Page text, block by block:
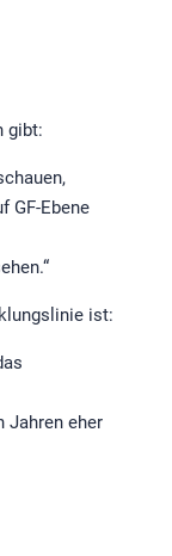
gibt:
GF-Ebene
ist:
Jahren eher